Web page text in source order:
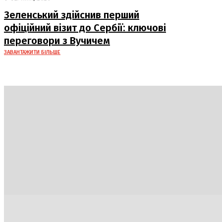
Зеленський здійснив перший
офіційний візит до Сербії: ключові
переговори з Вучичем
ЗАВАНТАЖИТИ БІЛЬШЕ